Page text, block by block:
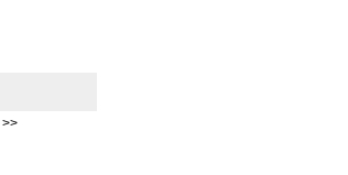
>>